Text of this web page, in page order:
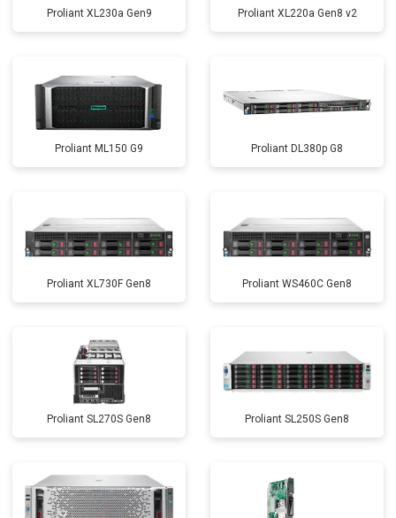
Proliant XL230a Gen9 Proliant XL220a Gen8 v2
Proliant ML150 G9 Proliant DL380p G8
Proliant XL730F Gen8 Proliant WS460C Gen8
Proliant SL270S Gen8 Proliant SL250S Gen8